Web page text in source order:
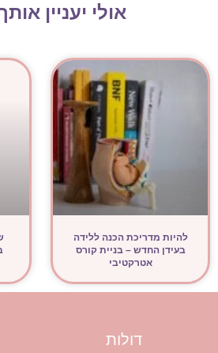
אולי יעניין
להיות מדריכת הכנה ללידה
בעידן החדש – בניית קורס
אטרקטיבי
דולות